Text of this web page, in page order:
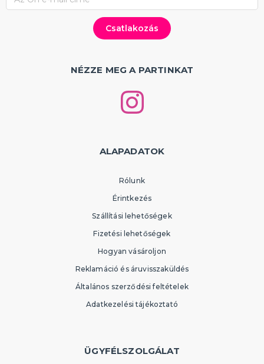
NÉZZE MEG A PARTINKAT
ALAPADATOK
Rólunk
Érintkezés
Szállítási lehetőségek
Fizetési lehetőségek
Hogyan vásároljon
Reklamáció és áruvisszaküldés
Általános szerződési feltételek
Adatkezelési tájékoztató
ÜGYFÉLSZOLGÁLAT